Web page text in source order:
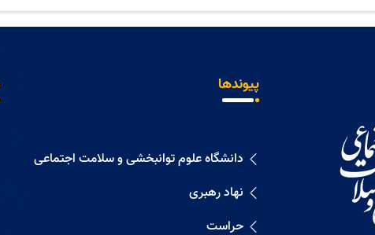
پیوندها
دانشگاه علوم توانبخشی و سلامت اجتماعی
نهاد رهبری
حراست